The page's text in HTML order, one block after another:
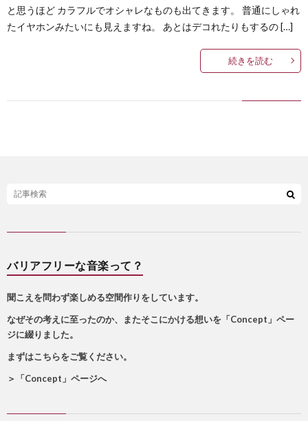
と思うほど カラフルでオシャレなものも出てきます。 普通にしゃれ
たイヤホンみたいにも見えますね。 あとはデコれたりもするの […]
続きを読む
バリアフリーな音楽って？
聞こえを問わず楽しめる空間作りをしています。
なぜその考えに至ったのか、またそこにかける想いを「Concept」ペー
ジに綴りました。
まずはこちらをご覧ください。
＞
「Concept」ページへ